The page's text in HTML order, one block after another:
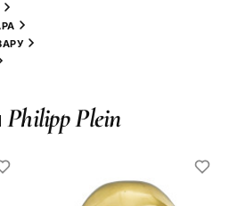
Philipp Plein